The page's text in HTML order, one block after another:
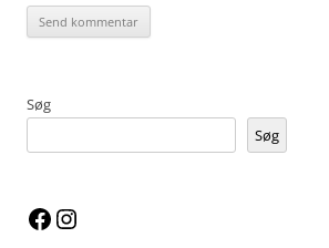
Søg
Søg
Facebook